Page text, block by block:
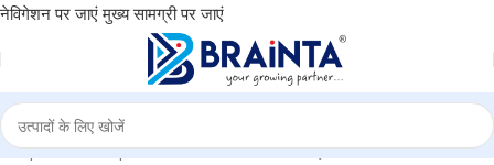
नेविगेशन पर जाएं मुख्य सामग्री पर जाएं
| BRAINTA | Round Neck T-Shirt “HAQ SE SINGLE” – BG-RN3